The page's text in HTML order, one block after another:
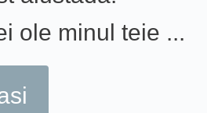
ole minul teie ...